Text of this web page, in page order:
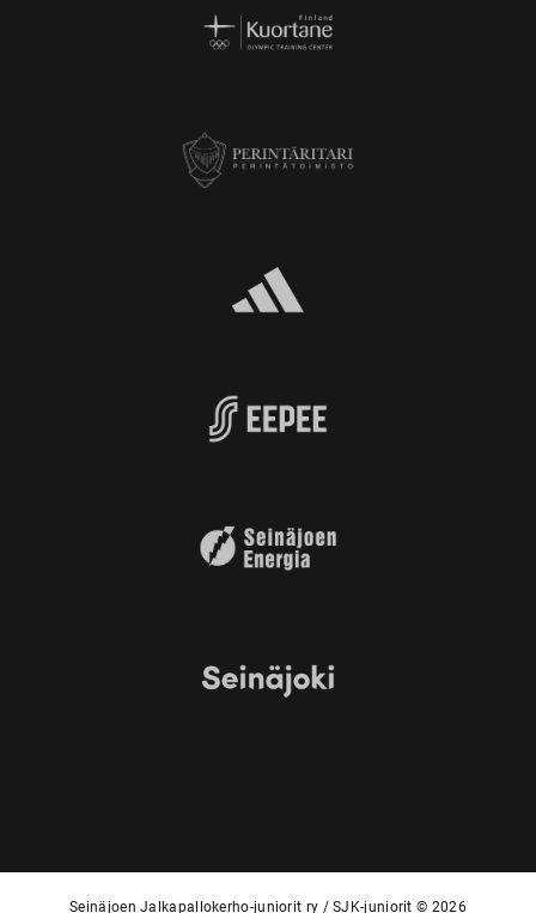
Seinäjoen Jalkapallokerho-juniorit ry / SJK-juniorit © 2026